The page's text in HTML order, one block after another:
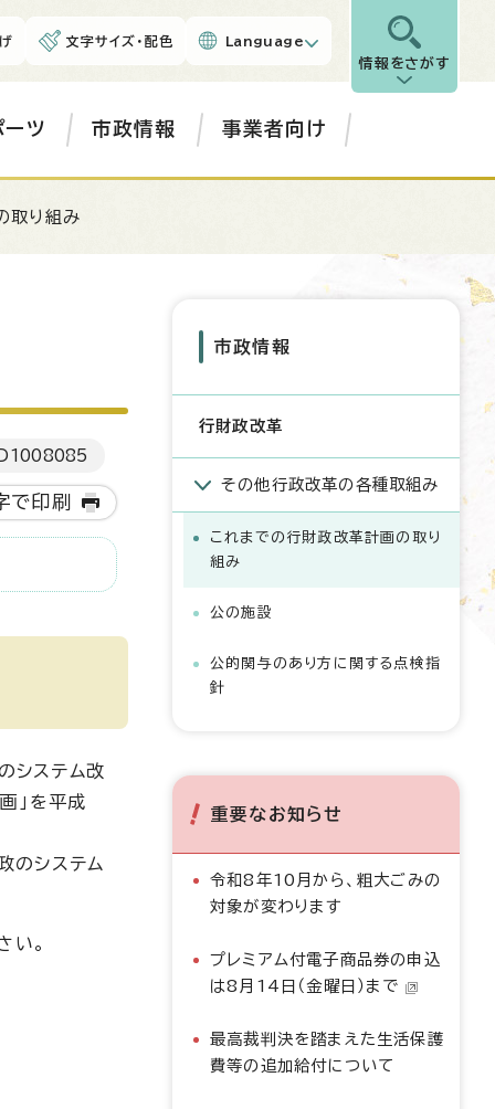
文字サイズ・配色 Language
情報をさがす
ーツ 市政情報 事業者向け
取り組み
1008085
で印刷
システム改
」を平成
のシステム
い。
市政情報
行財政改革
その他行政改革の各種取組み
これまでの行財政改革計画の取り
組み
公の施設
公的関与のあり方に関する点検指
針
重要なお知らせ
令和8年10月から、粗大ごみの
対象が変わります
プレミアム付電子商品券の申込
は8月14日（金曜日）まで
最高裁判決を踏まえた生活保護
費等の追加給付について